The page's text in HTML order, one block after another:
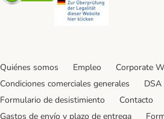
Quiénes somos Empleo Corporate
Condiciones comerciales generales
DSA
Formulario de desistimiento
Contacto
Gastos de envío y plazo de entrega